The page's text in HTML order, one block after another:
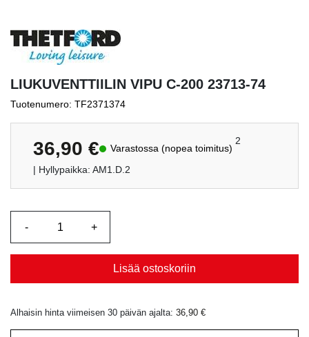
LIUKUVENTTIILIN VIPU C-200 23713-74
Tuotenumero: TF2371374
36,90 € Varastossa (nopea toimitus)
2
| Hyllypaikka: AM1.D.2
Lisää ostoskoriin
Alhaisin hinta viimeisen 30 päivän ajalta: 36,90 €